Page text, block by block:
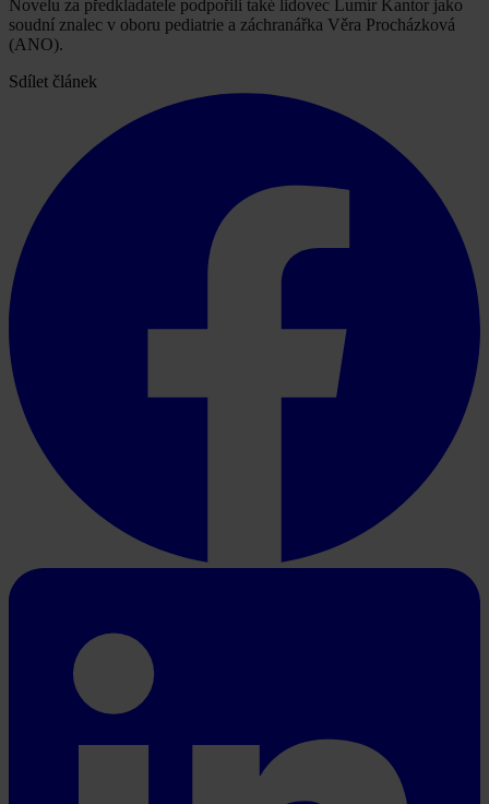
Novelu za předkladatele podpořili také lidovec Lumír Kantor jako
soudní znalec v oboru pediatrie a záchranářka Věra Procházková
(ANO).
Sdílet článek